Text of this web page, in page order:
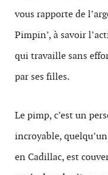
vous rapporte de
Pimpin’, à savoir
qui travaille sans
par ses filles.
Le pimp, c’est un
incroyable,
en Cadillac, est